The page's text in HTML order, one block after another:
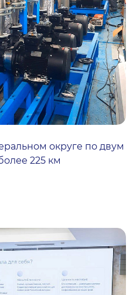
округе по двум
225 км